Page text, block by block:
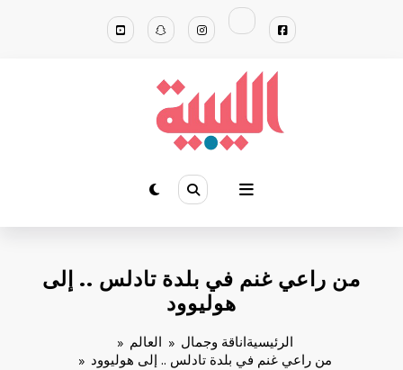
من راعي غنم في بلدة تادلس .. إلى
هوليوود
الرئيسيةاناقة وجمال
العالم
من راعي غنم في بلدة تادلس .. إلى هوليوود